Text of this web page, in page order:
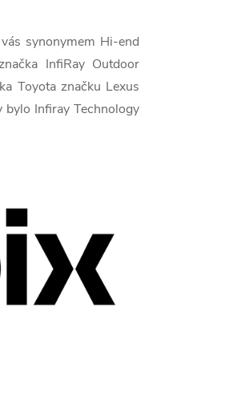
synonymem Hi-end
InfiRay Outdoor
Toyota značku Lexus
bylo Infiray Technology